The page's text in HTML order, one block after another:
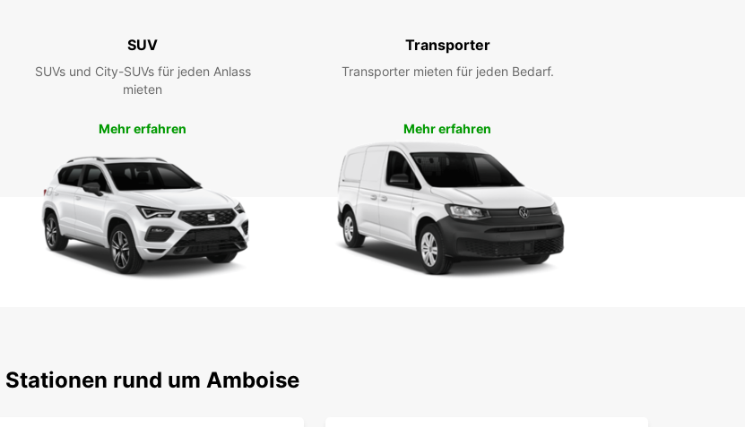
SUV
SUVs und City-SUVs für jeden Anlass
mieten
Mehr erfahren
Transporter
Transporter mieten für jeden Bedarf.
Mehr erfahren
rund um Amboise